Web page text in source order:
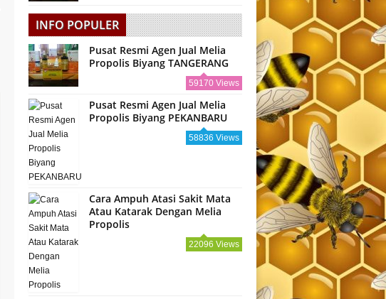
INFO POPULER
Pusat Resmi Agen Jual Melia
Propolis Biyang TANGERANG
59170 Views
Pusat Resmi Agen Jual Melia
Propolis Biyang PEKANBARU
58836 Views
Cara Ampuh Atasi Sakit Mata
Atau Katarak Dengan Melia
Propolis
22096 Views